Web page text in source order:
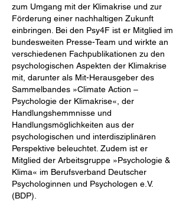
zum Umgang mit der Klimakrise und zur
Förderung einer nachhaltigen Zukunft
einbringen. Bei den Psy4F ist er Mitglied im
bundesweiten Presse-Team und wirkte an
verschiedenen Fachpublikationen zu den
psychologischen Aspekten der Klimakrise
mit, darunter als Mit-Herausgeber des
Sammelbandes »Climate Action –
Psychologie der Klimakrise«, der
Handlungshemmnisse und
Handlungsmöglichkeiten aus der
psychologischen und interdisziplinären
Perspektive beleuchtet. Zudem ist er
Mitglied der Arbeitsgruppe »Psychologie &
Klima« im Berufsverband Deutscher
Psychologinnen und Psychologen e.V.
(BDP).